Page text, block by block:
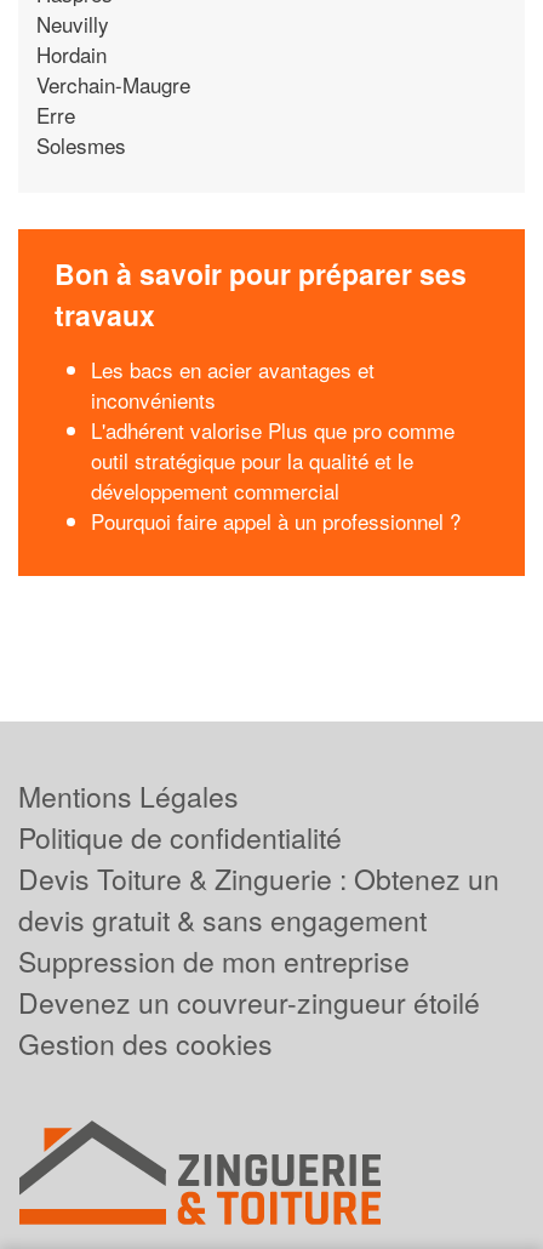
Neuvilly
Hordain
Verchain-Maugre
Erre
Solesmes
Bon à savoir pour préparer ses
travaux
Les bacs en acier avantages et
inconvénients
L'adhérent valorise Plus que pro comme
outil stratégique pour la qualité et le
développement commercial
Pourquoi faire appel à un professionnel ?
Mentions Légales
Politique de confidentialité
Devis Toiture & Zinguerie : Obtenez un
devis gratuit & sans engagement
Suppression de mon entreprise
Devenez un couvreur-zingueur étoilé
Gestion des cookies